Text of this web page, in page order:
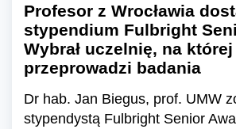
Profesor z Wrocławia
stypendium Fulbright
Wybrał uczelnię, na której
przeprowadzi badania
Dr hab. Jan Biegus, prof. UMW
stypendystą Fulbright Senior